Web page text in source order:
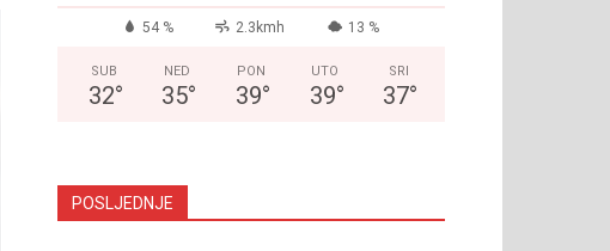
54 % 2.3kmh 13 %
SUB
32°
NED
35°
PON
39°
UTO
39°
SRI
37°
POSLJEDNJE